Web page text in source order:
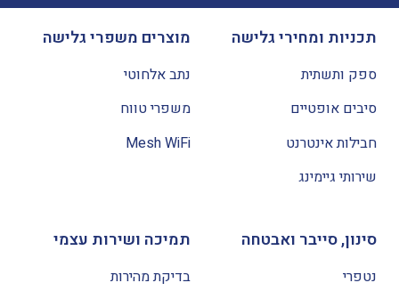
תכניות ומחירי גלישה
ספק ותשתית
סיבים אופטיים
חבילות אינטרנט
שירותי גיימינג
מוצרים משפרי גלישה
נתב אלחוטי
משפרי טווח
Mesh WiFi
סינון, סייבר ואבטחה
נטפרי
תמיכה ושירות עצמי
בדיקת מהירות